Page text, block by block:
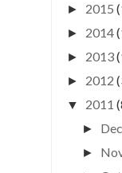
► 2015
► 2014
► 2013
► 2012
▼ 2011
►
►